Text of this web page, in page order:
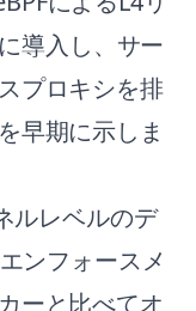
導入し、サー
プロキシを排
早期に示しま
ルレベルのデ
ンフォースメ
ーと比べてオ